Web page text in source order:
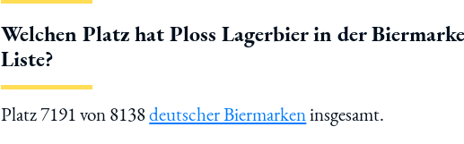
Welchen Platz hat Ploss Lagerbier in der
Liste?
Platz 7191 von 8138deutscher Biermarkeninsgesamt.